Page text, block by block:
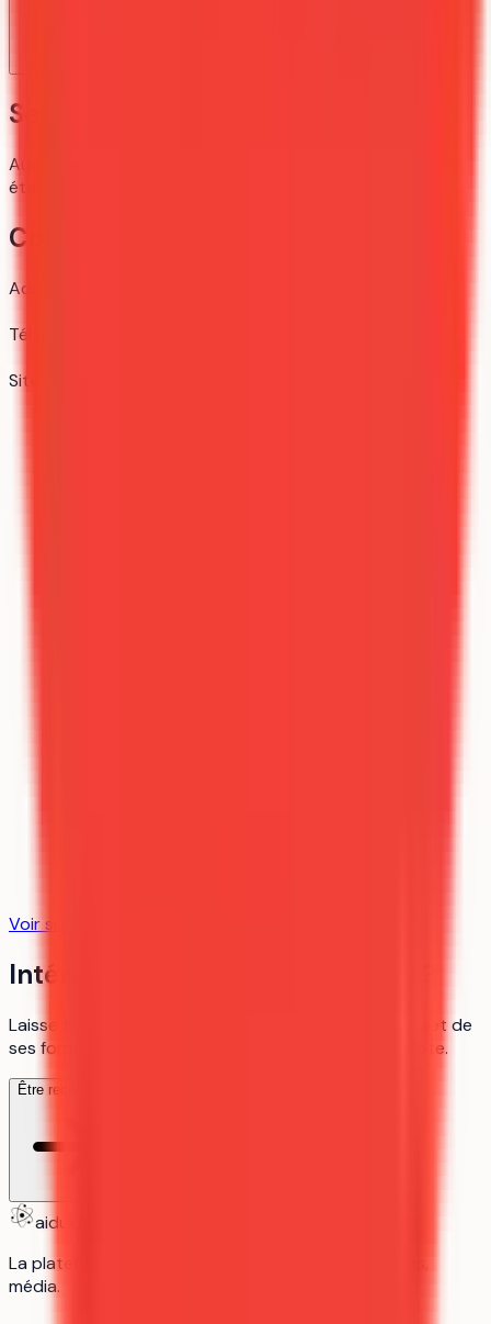
Ses formations
Aucune formation Parcoursup n’est référencée pour cet
établissement pour le moment.
Contact
Adresse
Téléphone
Site web
Voir sur la carte
Intéressé par cet établissement ?
Laisse tes coordonnées pour être recontacté au sujet de
ses formations, c'est gratuit, sans création de compte.
Être recontacté
aiduka
La plateforme n°1 des lycéens : orientation, révisions,
média.